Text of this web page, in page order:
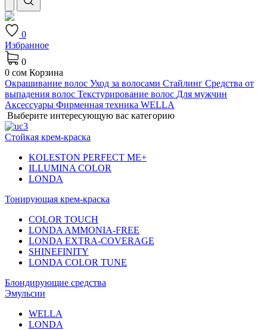
0
Избранное
0
0 сом Корзина
Окрашивание волос Уход за волосами Стайлинг Средства от
выпадения волос Текстурирование волос Для мужчин
Аксессуары Фирменная техника WELLA
Выберите интересующую вас категорию
Стойкая крем-краска
KOLESTON PERFECT ME+
ILLUMINA COLOR
LONDA
Тонирующая крем-краска
COLOR TOUCH
LONDA AMMONIA-FREE
LONDA EXTRA-COVERAGE
SHINEFINITY
LONDA COLOR TUNE
Блондирующие средства
Эмульсии
WELLA
LONDA